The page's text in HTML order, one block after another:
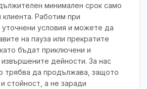
минимален срок само
Работим при
условия и можете да
на пауза или прекратите
бъдат приключени и
дейности. За нас
трябва да продължава, защото
стойност, а не заради